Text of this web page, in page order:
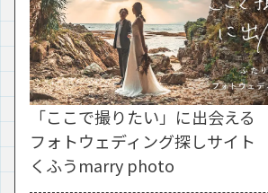
「ここで撮りたい」に出会える
フォトウェディング探しサイト
くふうmarry photo